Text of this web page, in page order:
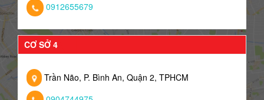
0912655679
CƠ SỞ 4
Trần Não, P. Bình An, Quận 2, TPHCM